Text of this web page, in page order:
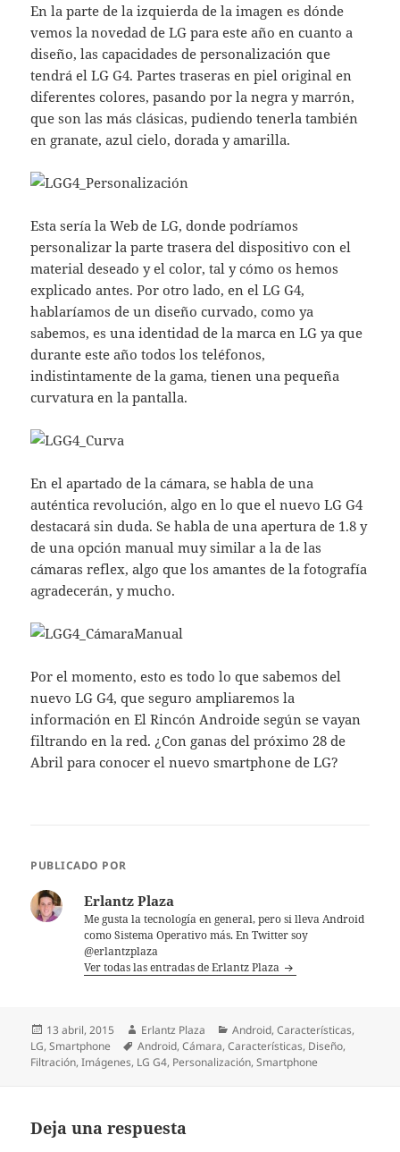
En la parte de la izquierda de la imagen es dónde
vemos la novedad de LG para este año en cuanto a
diseño, las capacidades de personalización que
tendrá el LG G4. Partes traseras en piel original en
diferentes colores, pasando por la negra y marrón,
que son las más clásicas, pudiendo tenerla también
en granate, azul cielo, dorada y amarilla.
Esta sería la Web de LG, donde podríamos
personalizar la parte trasera del dispositivo con el
material deseado y el color, tal y cómo os hemos
explicado antes. Por otro lado, en el LG G4,
hablaríamos de un diseño curvado, como ya
sabemos, es una identidad de la marca en LG ya que
durante este año todos los teléfonos,
indistintamente de la gama, tienen una pequeña
curvatura en la pantalla.
En el apartado de la cámara, se habla de una
auténtica revolución, algo en lo que el nuevo LG G4
destacará sin duda. Se habla de una apertura de 1.8 y
de una opción manual muy similar a la de las
cámaras reflex, algo que los amantes de la fotografía
agradecerán, y mucho.
Por el momento, esto es todo lo que sabemos del
nuevo LG G4, que seguro ampliaremos la
información en El Rincón Androide según se vayan
filtrando en la red. ¿Con ganas del próximo 28 de
Abril para conocer el nuevo smartphone de LG?
PUBLICADO POR
Erlantz Plaza
Me gusta la tecnología en general, pero si lleva Android
como Sistema Operativo más. En Twitter soy
@erlantzplaza
Ver todas las entradas de Erlantz Plaza
Publicado
el
13 abril, 2015 Autor
Erlantz Plaza Categorías
Android,Características,
LG,Smartphone Etiquetas
Android,Cámara,Características, Diseño,
Filtración,Imágenes, LG G4, Personalización,Smartphone
Deja una respuesta